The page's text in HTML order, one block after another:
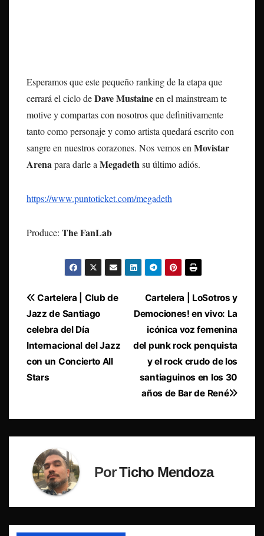
Esperamos que este pequeño ranking de la etapa que
cerrará el ciclo deDave Mustaineen el mainstream te
motive y compartas con nosotros que definitivamente
tanto como personaje y como artista quedará escrito con
sangre en nuestros corazones. Nos vemos enMovistar
Arenapara darle aMegadethsu último adiós.
https://www.puntoticket.com/megadeth
Produce: The FanLab
Navegación
de
entradas
Cartelera | LoSotros y
Demociones! en vivo: La
icónica voz femenina
del punk rock penquista
y el rock crudo de los
santiaguinos en los 30
años de Bar de René
Cartelera | Club de
Jazz de Santiago
celebra del Día
Internacional del Jazz
con un Concierto All
Stars
PorTicho Mendoza